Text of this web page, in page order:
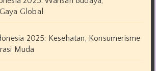
Global
2025: Kesehatan, Konsumerisme
Muda